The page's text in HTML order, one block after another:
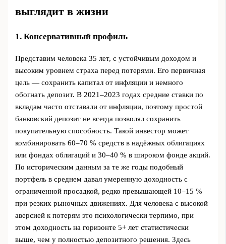
выглядит в жизни
1. Консервативный профиль
Представим человека 35 лет, с устойчивым доходом и
высоким уровнем страха перед потерями. Его первичная
цель — сохранить капитал от инфляции и немного
обогнать депозит. В 2021–2023 годах средние ставки по
вкладам часто отставали от инфляции, поэтому простой
банковский депозит не всегда позволял сохранить
покупательную способность. Такой инвестор может
комбинировать 60–70 % средств в надёжных облигациях
или фондах облигаций и 30–40 % в широком фонде акций.
По историческим данным за те же годы подобный
портфель в среднем давал умеренную доходность с
ограниченной просадкой, редко превышающей 10–15 %
при резких рыночных движениях. Для человека с высокой
аверсией к потерям это психологически терпимо, при
этом доходность на горизонте 5+ лет статистически
выше, чем у полностью депозитного решения. Здесь